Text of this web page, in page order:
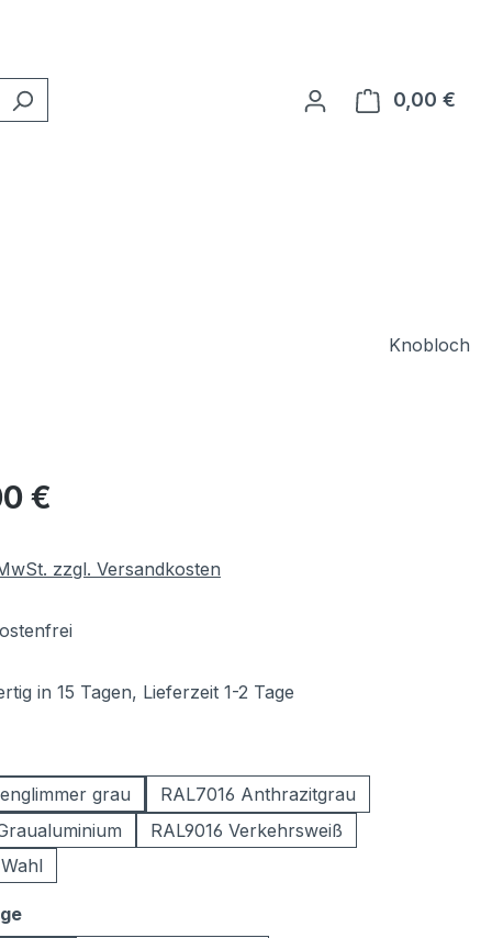
0,00 €
Knobloch
€
zzgl. Versandkosten
in 15 Tagen, Lieferzeit 1-2 Tage
grau
RAL7016 Anthrazitgrau
RAL9016 Verkehrsweiß
auswählen